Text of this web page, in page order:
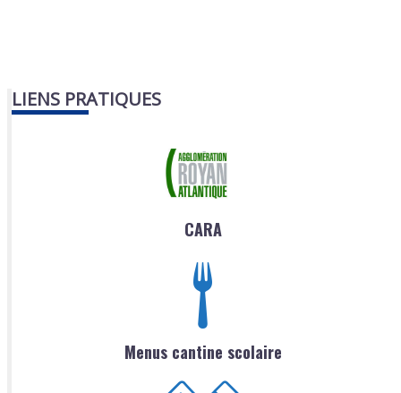
LIENS PRATIQUES
CARA
Menus cantine scolaire